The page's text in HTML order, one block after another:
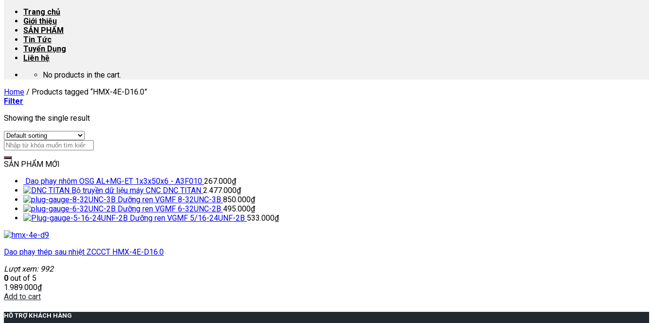
Trang chủ
Giới thiệu
SẢN PHẨM
Tin Tức
Tuyển Dụng
Liên hệ
No products in the cart.
Home / Products tagged “HMX-4E-D16.0”
Filter
Showing the single result
SẢN PHẨM MỚI
Dao phay nhôm OSG AL+MG-ET 1x3x50x6 - A3F010 267.000₫
Bộ truyền dữ liệu máy CNC DNC TITAN 2.477.000₫
Dưỡng ren VGMF 8-32UNC-3B 850.000₫
Dưỡng ren VGMF 6-32UNC-2B 495.000₫
Dưỡng ren VGMF 5/16-24UNF-2B 533.000₫
Dao phay thép sau nhiệt ZCCCT HMX-4E-D16.0
Lượt xem: 992
0 out of 5
1.989.000₫
Add to cart
HỖ TRỢ KHÁCH HÀNG